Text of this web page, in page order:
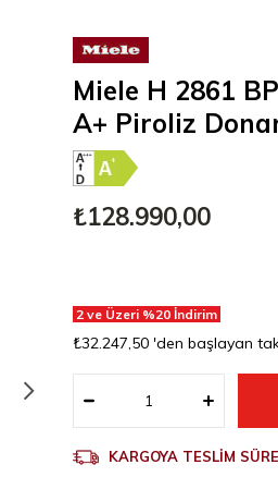
Miele H 2861
A+ Piroliz
₺128.990,00
2 ve Üzeri %20 İndirim
₺32.247,50 'den başlayan
KARGOYA TESLİM